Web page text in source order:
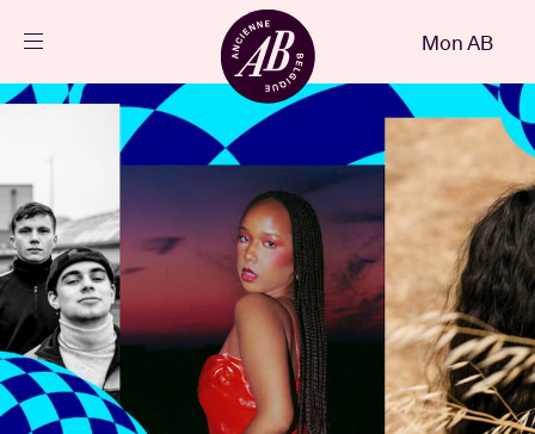
FR
Agenda
Projets
Actualités
Infos visiteurs
Mon AB